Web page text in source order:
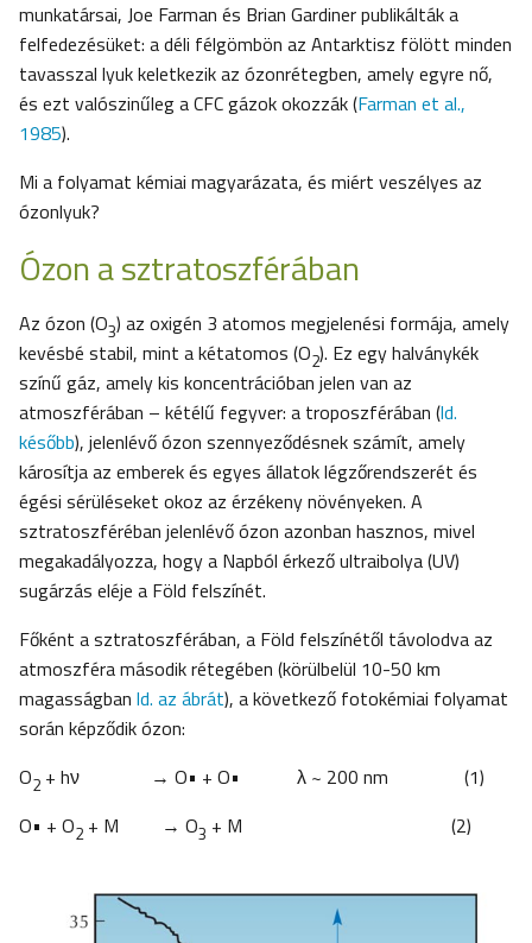
munkatársai, Joe Farman és Brian Gardiner publikálták a
felfedezésüket: a déli félgömbön az Antarktisz fölött minden
tavasszal lyuk keletkezik az ózonrétegben, amely egyre nő,
és ezt valószinűleg a CFC gázok okozzák (Farman et al.,
1985).
Mi a folyamat kémiai magyarázata, és miért veszélyes az
ózonlyuk?
Ózon a sztratoszférában
Az ózon (O3) az oxigén 3 atomos megjelenési formája, amely
kevésbé stabil, mint a kétatomos (O2). Ez egy halványkék
színű gáz, amely kis koncentrációban jelen van az
atmoszférában – kétélű fegyver: a troposzférában (ld.
később), jelenlévő ózon szennyeződésnek számít, amely
károsítja az emberek és egyes állatok légzőrendszerét és
égési sérüléseket okoz az érzékeny növényeken. A
sztratoszféréban jelenlévő ózon azonban hasznos, mivel
megakadályozza, hogy a Napból érkező ultraibolya (UV)
sugárzás eléje a Föld felszínét.
Főként a sztratoszférában, a Föld felszínétől távolodva az
atmoszféra második rétegében (körülbelül 10-50 km
magasságban ld. az ábrát), a következő fotokémiai folyamat
során képződik ózon:
O2 + hν → O• + O• λ ~ 200 nm (1)
O• + O2 + M → O3 + M (2)